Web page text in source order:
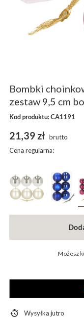
Bombki
zestaw 9,5 cm
Kod produktu: CA1191
21,39 zł brutto
Cena regularna:
Możesz
Wysyłkajutro